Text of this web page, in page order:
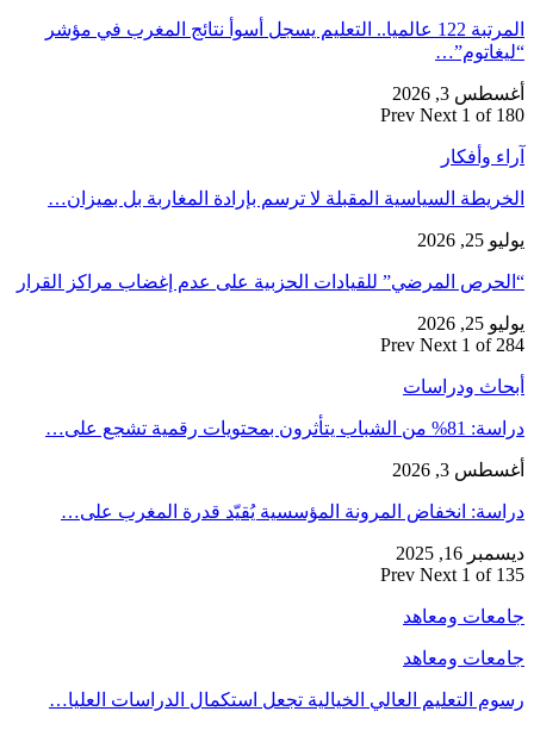
المرتبة 122 عالميا.. التعليم يسجل أسوأ نتائج المغرب في مؤشر
“ليغاتوم”…
أغسطس 3, 2026
Prev Next 1 of 180
آراء وأفكار
الخريطة السياسية المقبلة لا ترسم بإرادة المغاربة بل بميزان…
يوليو 25, 2026
“الحرص المرضي” للقيادات الحزبية على عدم إغضاب مراكز القرار
يوليو 25, 2026
Prev Next 1 of 284
أبحاث ودراسات
دراسة: 81% من الشباب يتأثرون بمحتويات رقمية تشجع على…
أغسطس 3, 2026
دراسة: انخفاض المرونة المؤسسية يُقيّد قدرة المغرب على…
ديسمبر 16, 2025
Prev Next 1 of 135
جامعات ومعاهد
جامعات ومعاهد
رسوم التعليم العالي الخيالية تجعل استكمال الدراسات العليا…